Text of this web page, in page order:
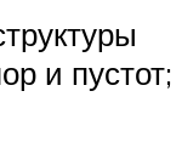
и пустот;